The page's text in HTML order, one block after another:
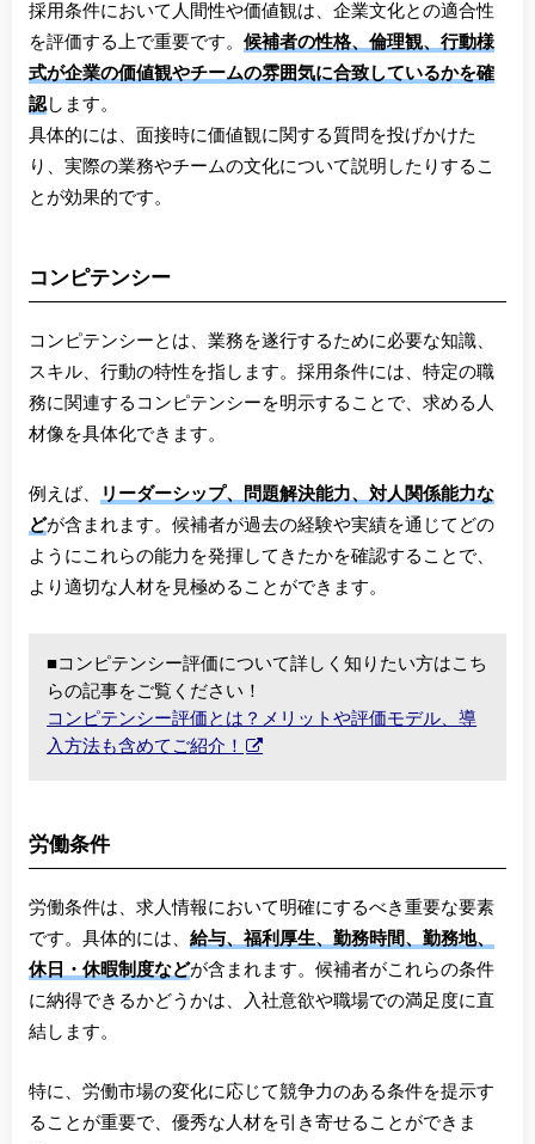
採用条件において人間性や価値観は、企業文化との適合性
を評価する上で重要です。 候補者の性格、倫理観、行動様
式が企業の価値観やチームの雰囲気に合致しているかを確
認します。
具体的には、面接時に価値観に関する質問を投げかけた
り、実際の業務やチームの文化について説明したりするこ
とが効果的です。
コンピテンシー
コンピテンシーとは、業務を遂行するために必要な知識、
スキル、行動の特性を指します。採用条件には、特定の職
務に関連するコンピテンシーを明示することで、求める人
材像を具体化できます。
例えば、 リーダーシップ、問題解決能力、対人関係能力な
どが含まれます。候補者が過去の経験や実績を通じてどの
ようにこれらの能力を発揮してきたかを確認することで、
より適切な人材を見極めることができます。
■コンピテンシー評価について詳しく知りたい方はこち
らの記事をご覧ください！
コンピテンシー評価とは？メリットや評価モデル、導
入方法も含めてご紹介！
労働条件
労働条件は、求人情報において明確にするべき重要な要素
です。具体的には、 給与、福利厚生、勤務時間、勤務地、
休日・休暇制度などが含まれます。候補者がこれらの条件
に納得できるかどうかは、入社意欲や職場での満足度に直
結します。
特に、労働市場の変化に応じて競争力のある条件を提示す
ることが重要で、優秀な人材を引き寄せることができま